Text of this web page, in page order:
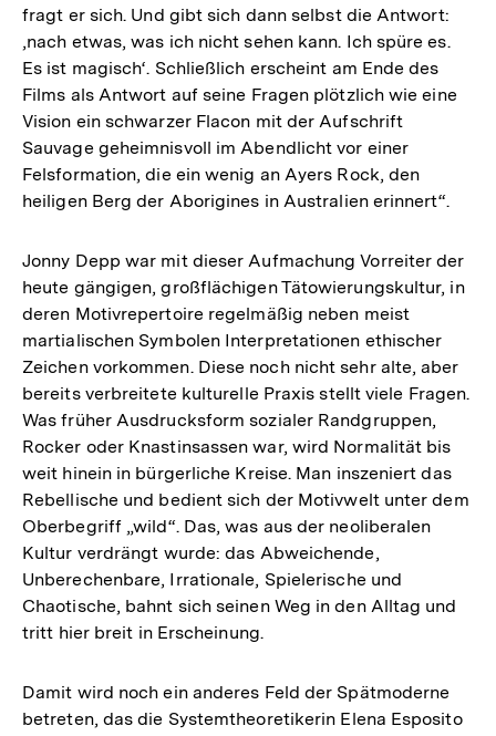
fragt er sich. Und gibt sich dann selbst die Antwort:
‚nach etwas, was ich nicht sehen kann. Ich spüre es.
Es ist magisch‘. Schließlich erscheint am Ende des
Films als Antwort auf seine Fragen plötzlich wie eine
Vision ein schwarzer Flacon mit der Aufschrift
Sauvage geheimnisvoll im Abendlicht vor einer
Felsformation, die ein wenig an Ayers Rock, den
heiligen Berg der Aborigines in Australien erinnert“.
Jonny Depp war mit dieser Aufmachung Vorreiter der
heute gängigen, großflächigen Tätowierungskultur, in
deren Motivrepertoire regelmäßig neben meist
martialischen Symbolen Interpretationen ethischer
Zeichen vorkommen. Diese noch nicht sehr alte, aber
bereits verbreitete kulturelle Praxis stellt viele Fragen.
Was früher Ausdrucksform sozialer Randgruppen,
Rocker oder Knastinsassen war, wird Normalität bis
weit hinein in bürgerliche Kreise. Man inszeniert das
Rebellische und bedient sich der Motivwelt unter dem
Oberbegriff „wild“. Das, was aus der neoliberalen
Kultur verdrängt wurde: das Abweichende,
Unberechenbare, Irrationale, Spielerische und
Chaotische, bahnt sich seinen Weg in den Alltag und
tritt hier breit in Erscheinung.
Damit wird noch ein anderes Feld der Spätmoderne
betreten, das die Systemtheoretikerin Elena Esposito